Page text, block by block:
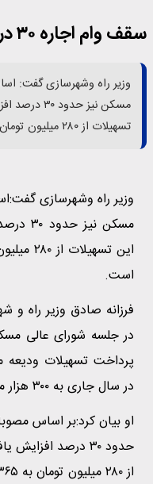
سقف وام اجاره ۳۰ درصد افزایش یافت
وزیر راه وشهرسازی گفت:
مسکن نیز
تسهیلات از ۲۸۰ میلیون تومان به ۳۶۵ میلیون تومان رسیده است.
وزیر راه وشهرسازی
مسکن
است.
فرزانه صادق وزیر راه
پرداخت تسهیلات
در سال جاری به ۳۰۰ هزار میلیارد تومان افزایش یافته است.
او بیان کرد:بر اساس
حدود ۳۰ درصد
از ۲۸۰ میلیون تومان به ۳۶۵ میلیون تومان رسیده است.